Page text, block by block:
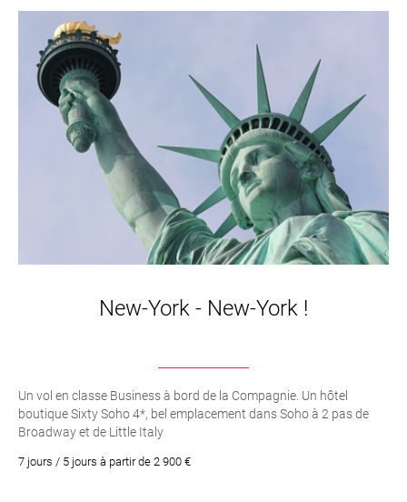
New-York - New-York !
Un vol en classe Business à bord de la Compagnie. Un hôtel
boutique Sixty Soho 4*, bel emplacement dans Soho à 2 pas de
Broadway et de Little Italy
7 jours / 5 jours à partir de 2 900 €